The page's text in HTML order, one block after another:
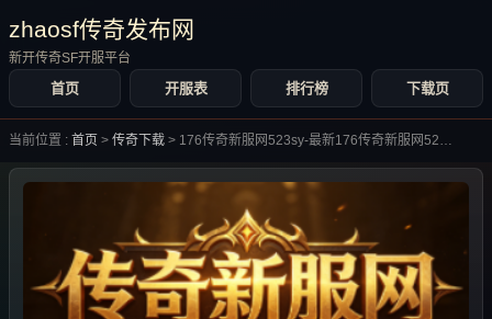
zhaosf传奇发布网
新开传奇SF开服平台
首页 开服表 排行榜 下载页
当前位置 : 首页 > 传奇下载 > 176传奇新服网523sy-最新176传奇新服网523sy合集大全-